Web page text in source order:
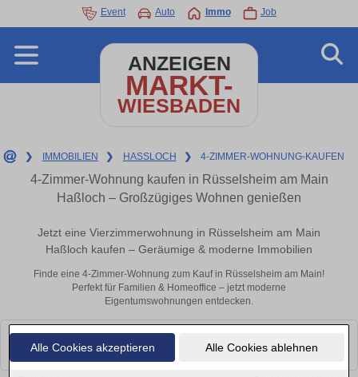
Alle Cookies akzeptieren Alle Cookies ablehnen
Event Auto Immo Job
ANZEIGEN
MARKT-
WIESBADEN
❯ IMMOBILIEN ❯ HASSLOCH ❯ 4-ZIMMER-WOHNUNG-KAUFEN
4-Zimmer-Wohnung kaufen in Rüsselsheim am Main
Haßloch – Großzügiges Wohnen genießen
Jetzt eine Vierzimmerwohnung in Rüsselsheim am Main
Haßloch kaufen – Geräumige & moderne Immobilien
Finde eine 4-Zimmer-Wohnung zum Kauf in Rüsselsheim am Main!
Perfekt für Familien & Homeoffice – jetzt moderne
Eigentumswohnungen entdecken.
Leider konnten wir derzeit keine passenden Objekte finden. Schauen Sie
bald wieder vorbei!